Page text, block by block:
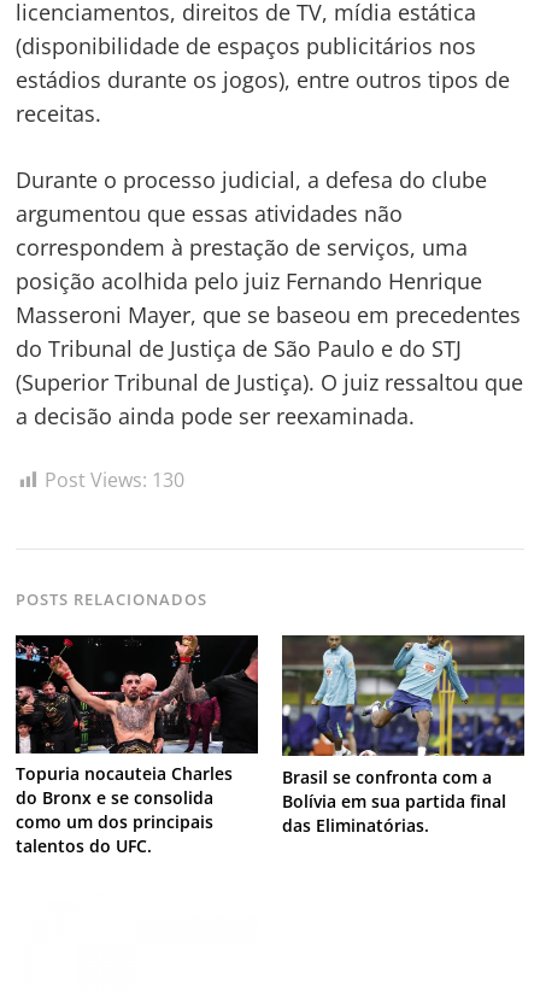
licenciamentos, direitos de TV, mídia estática
(disponibilidade de espaços publicitários nos
estádios durante os jogos), entre outros tipos de
receitas.
Durante o processo judicial, a defesa do clube
argumentou que essas atividades não
correspondem à prestação de serviços, uma
posição acolhida pelo juiz Fernando Henrique
Masseroni Mayer, que se baseou em precedentes
do Tribunal de Justiça de São Paulo e do STJ
(Superior Tribunal de Justiça). O juiz ressaltou que
a decisão ainda pode ser reexaminada.
Post Views: 130
POSTS RELACIONADOS
Topuria nocauteia Charles
do Bronx e se consolida
como um dos principais
talentos do UFC.
Brasil se confronta com a
Bolívia em sua partida final
das Eliminatórias.
de